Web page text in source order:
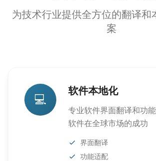
为技术行业提供全方位的翻译和
案
💻
软件本地化
专业软件界面翻译和功
软件在全球市场的成功
界面翻译
功能适配